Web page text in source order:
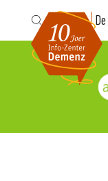
Fr De